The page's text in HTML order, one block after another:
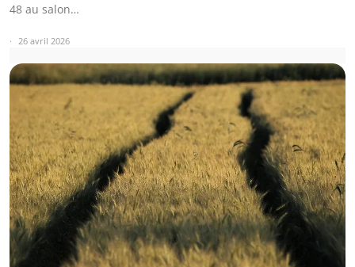
48 au salon…
26 avril 2026